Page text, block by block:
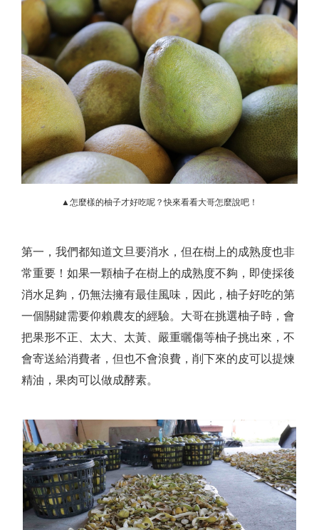
▲怎麼樣的柚子才好吃呢？快來看看大哥怎麼說吧！
第一，我們都知道文旦要消水，但在樹上的成熟度也非
常重要！如果一顆柚子在樹上的成熟度不夠，即使採後
消水足夠，仍無法擁有最佳風味，因此，柚子好吃的第
一個關鍵需要仰賴農友的經驗。大哥在挑選柚子時，會
把果形不正、太大、太黃、嚴重曬傷等柚子挑出來，不
會寄送給消費者，但也不會浪費，削下來的皮可以提煉
精油，果肉可以做成酵素。